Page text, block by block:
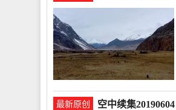
最新原创 空中续集20190604